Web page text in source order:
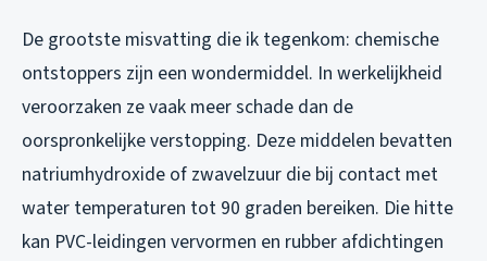
De grootste misvatting die ik tegenkom: chemische
ontstoppers zijn een wondermiddel. In werkelijkheid
veroorzaken ze vaak meer schade dan de
oorspronkelijke verstopping. Deze middelen bevatten
natriumhydroxide of zwavelzuur die bij contact met
water temperaturen tot 90 graden bereiken. Die hitte
kan PVC-leidingen vervormen en rubber afdichtingen